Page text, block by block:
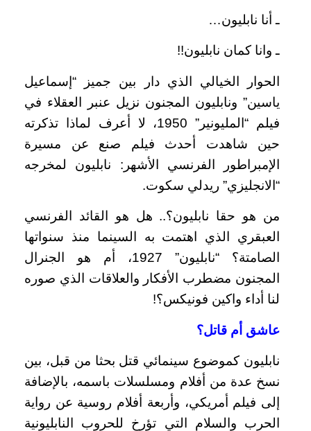
ـ أنا نابليون…
ـ وانا كمان نابليون!!
الحوار الخيالي الذي دار بين جميز “إسماعيل
ياسين” ونابليون المجنون نزيل عنبر العقلاء في
فيلم “المليونير” 1950، لا أعرف لماذا تذكرته
حين شاهدت أحدث فيلم صنع عن مسيرة
الإمبراطور الفرنسي الأشهر: نابليون لمخرجه
“الانجليزي” ريدلي سكوت.
من هو حقا نابليون؟.. هل هو القائد الفرنسي
العبقري الذي اهتمت به السينما منذ سنواتها
الصامتة؟ “نابليون” 1927، أم هو الجنرال
المجنون مضطرب الأفكار والعلاقات الذي صوره
لنا أداء واكين فونيكس؟!
عاشق أم قاتل؟
نابليون كموضوع سينمائي قتل بحثا من قبل، بين
نسخ عدة من أفلام ومسلسلات باسمه، بالإضافة
إلى فيلم أمريكي، وأربعة أفلام روسية عن رواية
الحرب والسلام التي تؤرخ للحروب النابليونية